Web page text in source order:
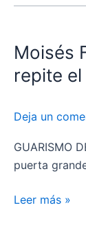
Moisés
repite
Deja un
GUARISMO
puerta
“La
corrida
de
fue
un
espectáculo
el
Leer más »